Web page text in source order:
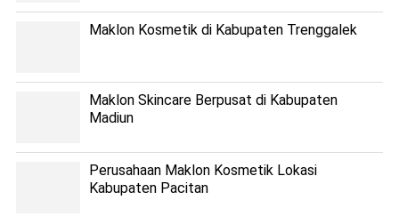
Maklon Kosmetik di Kabupaten Trenggalek
Maklon Skincare Berpusat di Kabupaten
Madiun
Perusahaan Maklon Kosmetik Lokasi
Kabupaten Pacitan